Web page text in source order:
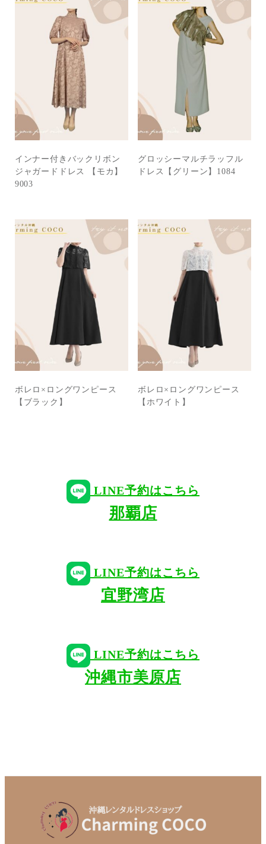
インナー付きバックリボン
ジャガードドレス 【モカ】
9003
グロッシーマルチラッフル
ドレス【グリーン】1084
ボレロ×ロングワンピース
【ブラック】
ボレロ×ロングワンピース
【ホワイト】
LINE予約はこちら
那覇店
LINE予約はこちら
宜野湾店
LINE予約はこちら
沖縄市美原店